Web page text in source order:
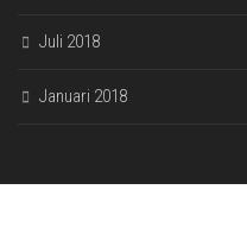
Juli 2018
Januari 2018